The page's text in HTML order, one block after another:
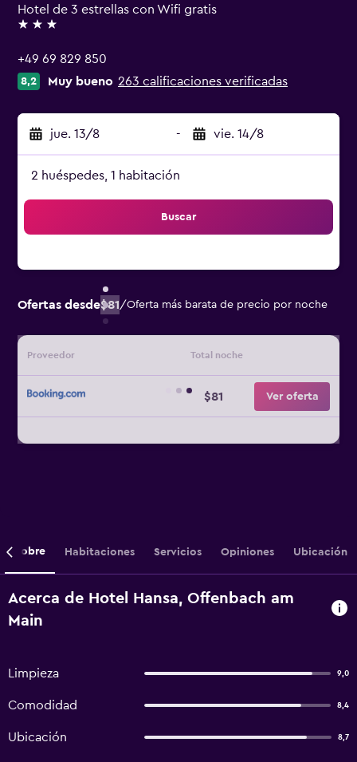
Hotel de 3 estrellas con Wifi gratis
3 estrellas
+49 69 829 850
8,2 Muy bueno 263 calificaciones verificadas
jue. 13/8 - vie. 14/8
2 huéspedes, 1 habitación
Buscar
Ofertas desde$81/Oferta más barata de precio por noche
Proveedor Total noche
$81 Ver oferta
Sobre Habitaciones Servicios Opiniones Ubicación
Acerca de Hotel Hansa, Offenbach am
Main
Limpieza 9,0
Comodidad 8,4
Ubicación 8,7